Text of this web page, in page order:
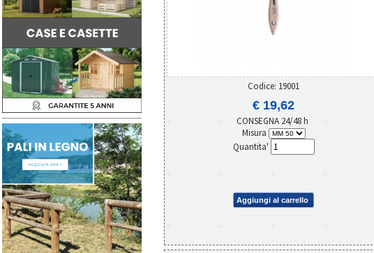
Codice: 19001
€ 19,62
CONSEGNA 24/48 h
Misura
Quantita'
Aggiungi al carrello